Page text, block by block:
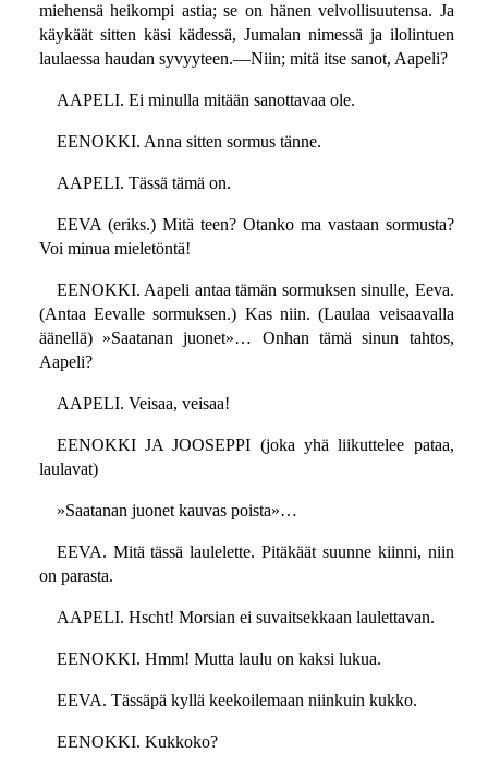
miehensä heikompi astia; se on hänen velvollisuutensa. Ja
käykäät sitten käsi kädessä, Jumalan nimessä ja ilolintuen
laulaessa haudan syvyyteen.—Niin; mitä itse sanot, Aapeli?
AAPELI. Ei minulla mitään sanottavaa ole.
EENOKKI. Anna sitten sormus tänne.
AAPELI. Tässä tämä on.
EEVA (eriks.) Mitä teen? Otanko ma vastaan sormusta?
Voi minua mieletöntä!
EENOKKI. Aapeli antaa tämän sormuksen sinulle, Eeva.
(Antaa Eevalle sormuksen.) Kas niin. (Laulaa veisaavalla
äänellä) »Saatanan juonet»… Onhan tämä sinun tahtos,
Aapeli?
AAPELI. Veisaa, veisaa!
EENOKKI JA JOOSEPPI (joka yhä liikuttelee pataa,
laulavat)
»Saatanan juonet kauvas poista»…
EEVA. Mitä tässä laulelette. Pitäkäät suunne kiinni, niin
on parasta.
AAPELI. Hscht! Morsian ei suvaitsekkaan laulettavan.
EENOKKI. Hmm! Mutta laulu on kaksi lukua.
EEVA. Tässäpä kyllä keekoilemaan niinkuin kukko.
EENOKKI. Kukkoko?